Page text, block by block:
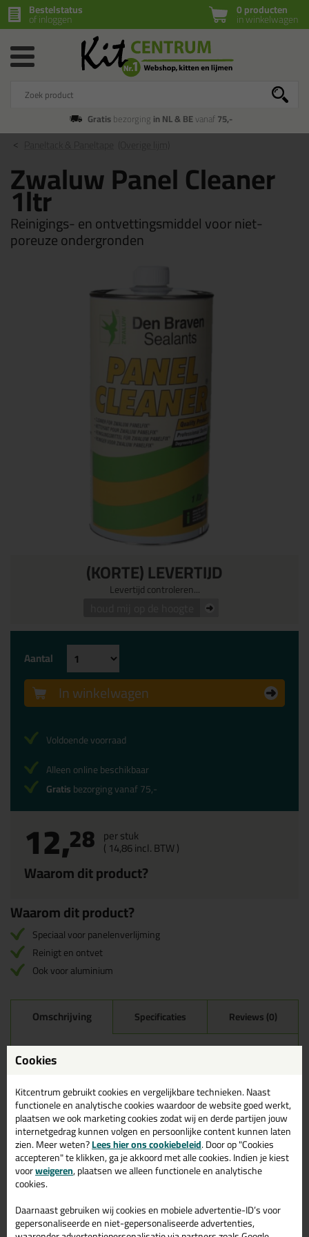
0 producten
in winkelwagen
Bestelstatus
of inloggen
Gratisbezorging in NL & BEvanaf75,-
Zwaluw Panel Cleaner
1ltr
Reinigings- en ontvettingsmiddel voor niet-
poreuze ondergronden
(KORTE) LEVERTIJD
Levertijd controleren...
12,28 per stuk
( 14,86incl. BTW )
Waarom dit product?
Aantal
In winkelwagen
Voldoende voorraad
Alleen online beschikbaar
Gratisbezorging vanaf 75,-
Waarom dit product?
Speciaal voor panelenverlijming
Reinigt en ontvet
Ook voor aluminium
Omschrijving Specificaties Reviews (0)
Zwaluw Panel cleaner, het
Zwaluw Panel cleaner is een transparant reinigings- en
ontvettingsmiddel voor niet-poreuze ondergronden.
De Zwaluw Panel Cleaner maakt deel uit van een assortiment
paneellijmen bestaande uit Zwaluw Panelfix, Zwaluw Paneltape,
Zwaluw Panelcleaner en Zwaluw Primer-PF.
Wanneer gebruik je deze panelcleaner?
reinigen van platen en aluminium regels op plaatsen waar
Zwaluw Panelfix® wordt aangebracht.
Cookies
Kitcentrum gebruikt cookies en vergelijkbare technieken. Naast
functionele en analytische cookies waardoor de website goed werkt,
plaatsen we ook marketing cookies zodat wij en derde partijen jouw
internetgedrag kunnen volgen en persoonlijke content kunnen laten
zien. Meer weten?Lees hier ons cookiebeleid. Door op "Cookies
accepteren" te klikken, ga je akkoord met alle cookies. Indien je kiest
voorweigeren, plaatsen we alleen functionele en analytische
cookies.
Daarnaast gebruiken wij cookies en mobiele advertentie-ID’s voor
gepersonaliseerde en niet-gepersonaliseerde advertenties,